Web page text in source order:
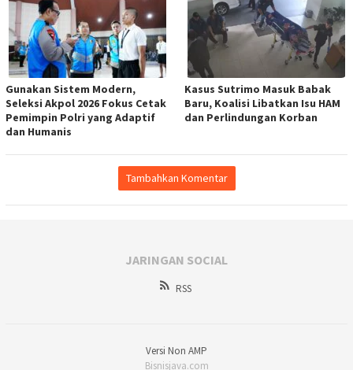
Gunakan Sistem Modern,
Seleksi Akpol 2026 Fokus Cetak
Pemimpin Polri yang Adaptif
dan Humanis
Kasus Sutrimo Masuk Babak
Baru, Koalisi Libatkan Isu HAM
dan Perlindungan Korban
Tambahkan Komentar
JARINGAN SOCIAL
RSS
Versi Non AMP
Bisnisjava.com